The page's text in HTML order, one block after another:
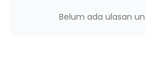
Belum ada ulasan